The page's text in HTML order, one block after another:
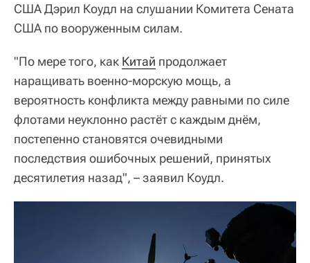
США Дэрил Коудл на слушании Комитета Сената
США по вооруженным силам.
"По мере того, как Китай продолжает
наращивать военно-морскую мощь, а
вероятность конфликта между равными по силе
флотами неуклонно растёт с каждым днём,
постепенно становятся очевидными
последствия ошибочных решений, принятых
десятилетия назад", – заявил Коудл.